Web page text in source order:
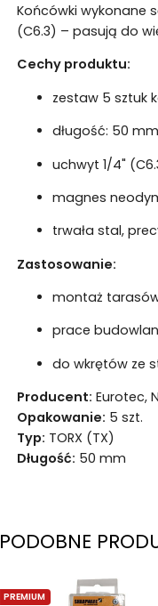
Końcówki wykonane
(C6.3) – pasują do
Cechy produktu:
zestaw 5 sztuk
długość: 50
uchwyt 1/4"
magnes
trwała stal,
Zastosowanie:
montaż
prace
do wkrętów ze
Producent: Eurotec,
Opakowanie: 5 szt.
Typ: TORX (TX)
Długość: 50 mm
PODOBNE
PREMIUM